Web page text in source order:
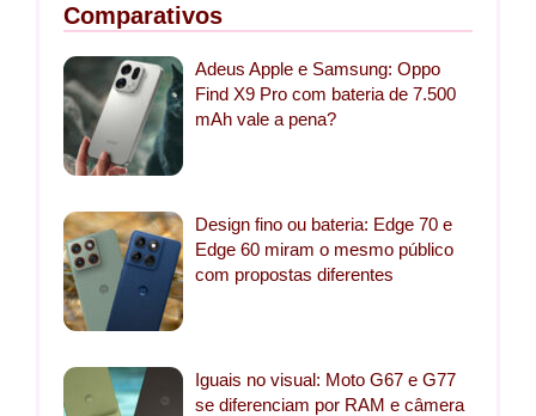
Comparativos
Adeus Apple e Samsung: Oppo
Find X9 Pro com bateria de 7.500
mAh vale a pena?
Design fino ou bateria: Edge 70 e
Edge 60 miram o mesmo público
com propostas diferentes
Iguais no visual: Moto G67 e G77
se diferenciam por RAM e câmera